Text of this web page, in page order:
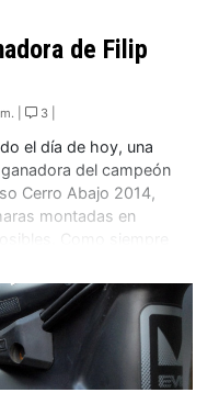
de Filip
| 3 |
el día de hoy, una
del campeón
Cerro Abajo 2014,
montadas en
Como siempre